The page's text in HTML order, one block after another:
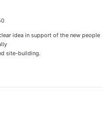
idea in support of the new people
site-building.